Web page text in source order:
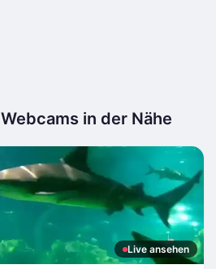
Webcams in der Nähe
Live ansehen